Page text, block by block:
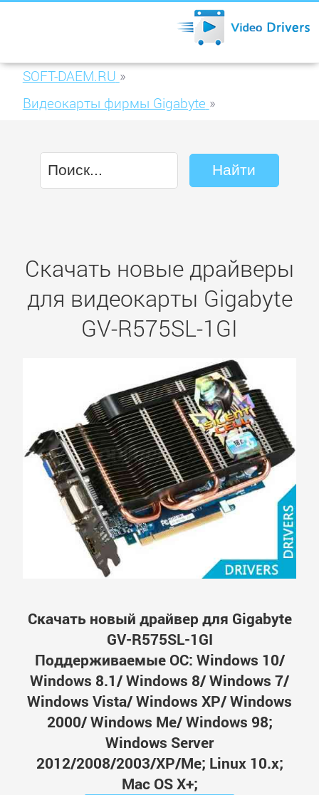
SOFT-DAEM.RU »
Видеокарты фирмы Gigabyte »
Скачать новые драйверы
для видеокарты Gigabyte
GV-R575SL-1GI
Скачать новый драйвер для Gigabyte
GV-R575SL-1GI
Поддерживаемые ОС: Windows 10/
Windows 8.1/ Windows 8/ Windows 7/
Windows Vista/ Windows XP/ Windows
2000/ Windows Me/ Windows 98;
Windows Server
2012/2008/2003/XP/Me; Linux 10.x;
Mac OS X+;